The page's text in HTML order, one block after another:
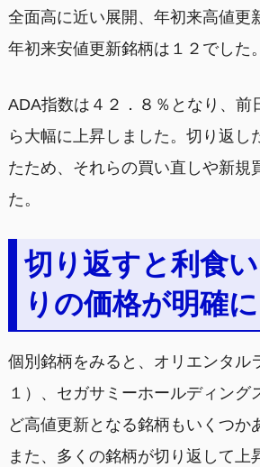
全面高に近い展開、年初来高値更
年初来安値更新銘柄は１２でした。
ADA指数は４２．８％となり、前
ら大幅に上昇しました。切り返し
たため、それらの買い直しや新規
た。
切り返すと利食
りの価格が明確に
個別銘柄をみると、オリエンタル
１）、セガサミーホールディング
ど高値更新となる銘柄もいくつか
また、多くの銘柄が切り返して上